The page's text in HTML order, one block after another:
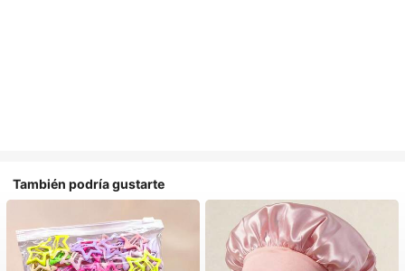
También podría gustarte